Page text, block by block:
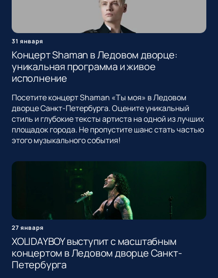
31 января
Концерт Shaman в Ледовом дворце:
уникальная программа и живое
исполнение
Посетите концерт Shaman «Ты моя» в Ледовом
дворце Санкт-Петербурга. Оцените уникальный
стиль и глубокие тексты артиста на одной из лучших
площадок города. Не пропустите шанс стать частью
этого музыкального события!
27 января
XOLIDAYBOY выступит с масштабным
концертом в Ледовом дворце Санкт-
Петербурга